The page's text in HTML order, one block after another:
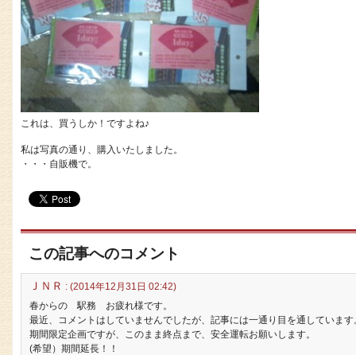
これは、買うしか！ですよね♪
私は写真の通り、購入いたしました。
・・・自販機で。
この記事へのコメント
ＪＮＲ : (2014年12月31日 02:42)
春からの 駅務 お疲れ様です。
最近、コメントはしていませんでしたが、記事には一通り目を通しています
期間限定企画ですが、このまま終点まで、安全運転お願いします。
(希望）期間延長！！